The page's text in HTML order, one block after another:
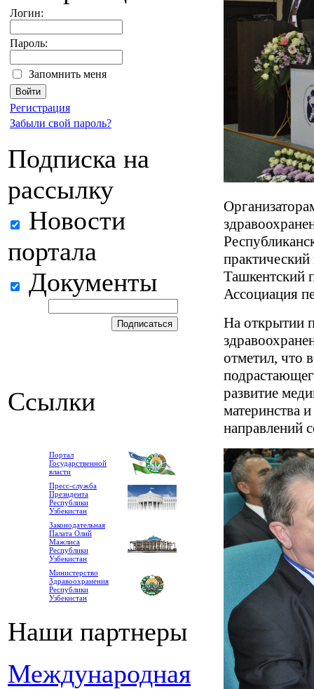
Логин:
Пароль:
Запомнить меня
Регистрация
Забыли свой пароль?
Подписка на
рассылку
Новости
портала
Документы
Ссылки
Портал
Государственной
власти
Пресс-служба
Президента
Республики
Узбекистан
Законодательная
Палата Олий
Мажлиса
Республики
Узбекистан
Министерство
Здравоохранения
Республики
Узбекистан
Наши партнеры
Международная
Ташкентский
Ассоциация
На открытии
отметил, что
развитие
материнства
направлений